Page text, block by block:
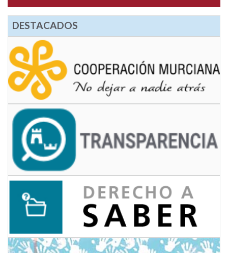
DESTACADOS